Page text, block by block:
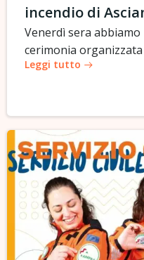
incendio di
Venerdì sera
cerimonia
Leggi tutto